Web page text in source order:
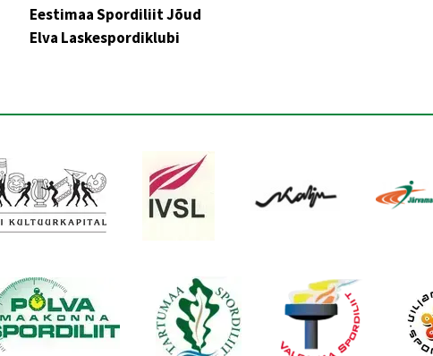
Eestimaa Spordiliit Jõud
Elva Laskespordiklubi